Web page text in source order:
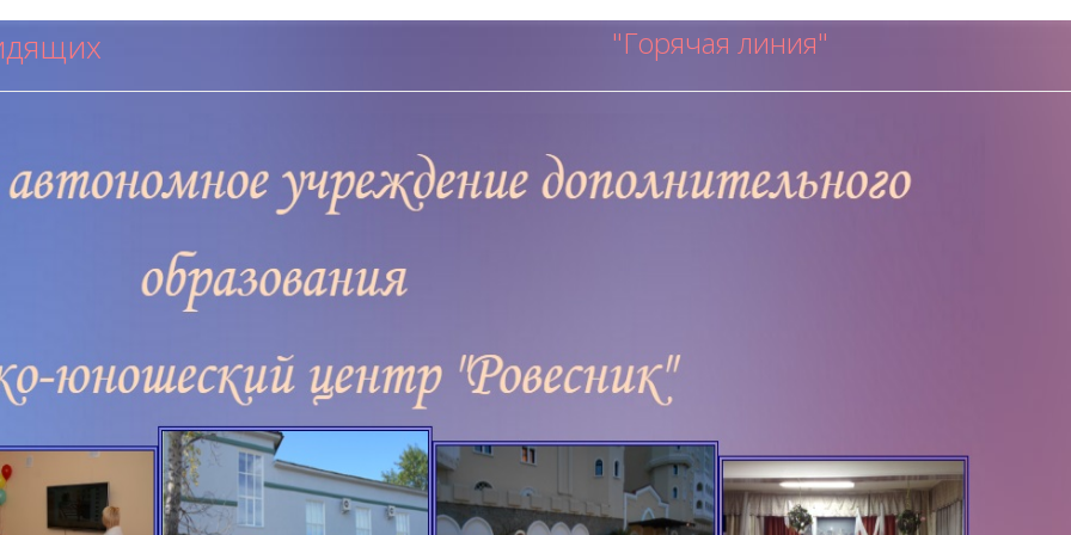
"Горячая линия"